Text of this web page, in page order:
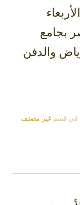
بجامع
والدفن
في قسم غير مصنف